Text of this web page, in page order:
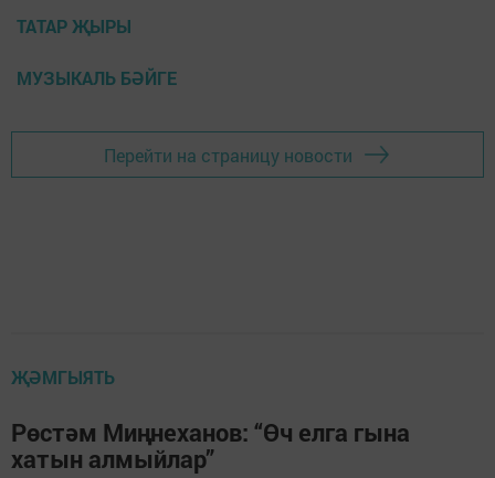
ТАТАР ҖЫРЫ
МУЗЫКАЛЬ БӘЙГЕ
Перейти на страницу новости
ҖӘМГЫЯТЬ
Рөстәм Миңнеханов: “Өч елга гына
хатын алмыйлар”